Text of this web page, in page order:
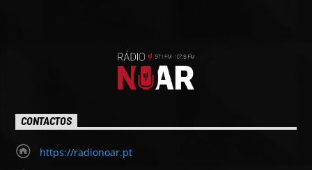
CONTACTOS
https://radionoar.pt